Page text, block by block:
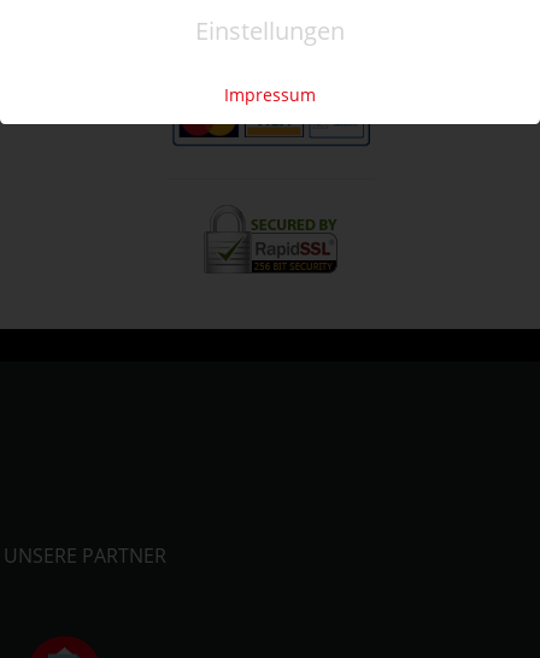
Einstellungen
Impressum
UNSERE PARTNER